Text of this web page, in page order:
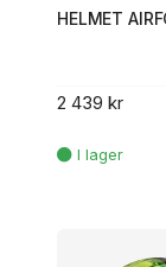
HELMET
2 439 kr